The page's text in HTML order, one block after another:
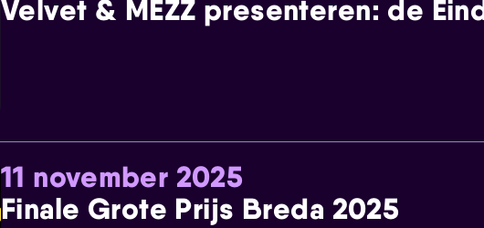
Velvet & MEZZ presenteren: de
11 november 2025
Finale Grote Prijs Breda 2025